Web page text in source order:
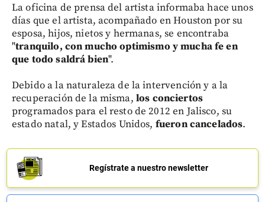
La oficina de prensa del artista informaba hace unos
días que el artista, acompañado en Houston por su
esposa, hijos, nietos y hermanas, se encontraba
"tranquilo, con mucho optimismo y mucha fe en
que todo saldrá bien".
Debido a la naturaleza de la intervención y a la
recuperación de la misma, los conciertos
programados para el resto de 2012 en Jalisco, su
estado natal, y Estados Unidos, fueron cancelados.
Regístrate a nuestro newsletter